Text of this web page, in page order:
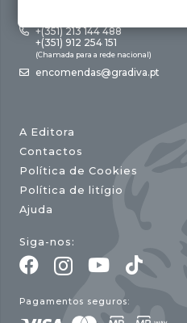
+(351) 213 144 488
+(351) 912 254 151
(Chamada para a rede nacional)
encomendas@gradiva.pt
A Editora
Contactos
Política de Cookies
Política de litígio
Ajuda
Siga-nos:
Pagamentos seguros: